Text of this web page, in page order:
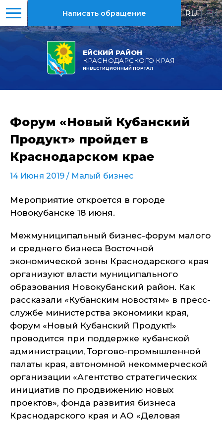
ЕЙСКИЙ РАЙОН
КРАСНОДАРСКОГО КРАЯ
ИНВЕСТИЦИОННЫЙ ПОРТАЛ
Написать обращение RU | EN
Форум «Новый Кубанский
Продукт» пройдет в
Краснодарском крае
14 Июня 2019 / Малый бизнес
Мероприятие откроется в городе
Новокубанске 18 июня.
Межмуниципальный бизнес-форум малого
и среднего бизнеса Восточной
экономической зоны Краснодарского края
организуют власти муниципального
образования Новокубанский район. Как
рассказали «Кубанским новостям» в пресс-
службе министерства экономики края,
форум «Новый Кубанский Продукт!»
проводится при поддержке кубанской
администрации, Торгово-промышленной
палаты края, автономной некоммерческой
организации «Агентство стратегических
инициатив по продвижению новых
проектов», фонда развития бизнеса
Краснодарского края и АО «Деловая